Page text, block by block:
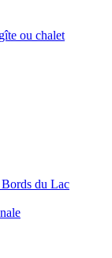
ou chalet
du Lac